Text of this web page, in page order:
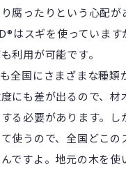
腐ったりという心配が
はスギを使っていま
利用が可能です。
全国にさまざまな種類
にも差が出るので、材
る必要があります。し
使うので、全国どこの
ですよ。地元の木を使